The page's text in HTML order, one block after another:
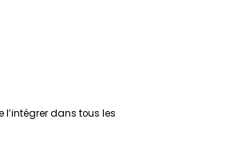
dans tous les